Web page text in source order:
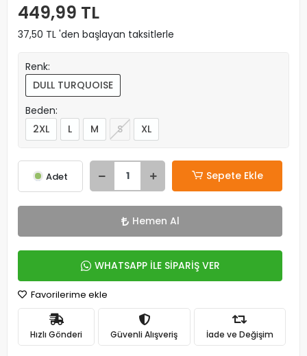
449,99 TL
37,50 TL 'den başlayan taksitlerle
Renk:
DULL TURQUOISE
Beden:
2XL
L M S XL
Adet Sepete Ekle
Hemen Al
WHATSAPP İLE SİPARİŞ VER
Favorilerime ekle
Hızlı Gönderi Güvenli Alışveriş İade ve Değişim